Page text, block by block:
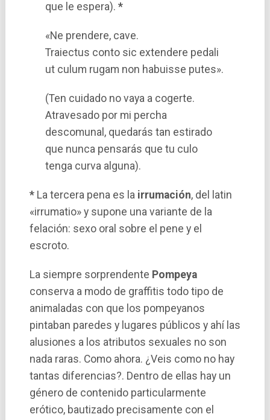
que le espera).*
«Ne prendere, cave.
Traiectus conto sic extendere pedali
ut culum rugam non habuisse putes».
(Ten cuidado no vaya a cogerte.
Atravesado por mi percha
descomunal, quedarás tan estirado
que nunca pensarás que tu culo
tenga curva alguna).
*La tercera pena es la irrumación, del latin
«irrumatio» y supone una variante de la
felación: sexo oral sobre el pene y el
escroto.
La siempre sorprendente Pompeya
conserva a modo de graffitis todo tipo de
animaladas con que los pompeyanos
pintaban paredes y lugares públicos y ahí­ las
alusiones a los atributos sexuales no son
nada raras. Como ahora. ¿Veis como no hay
tantas diferencias?. Dentro de ellas hay un
género de contenido particularmente
erótico, bautizado precisamente con el